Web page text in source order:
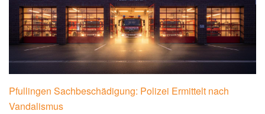
Pfullingen Sachbeschädigung: Polizei Ermittelt nach
Vandalismus